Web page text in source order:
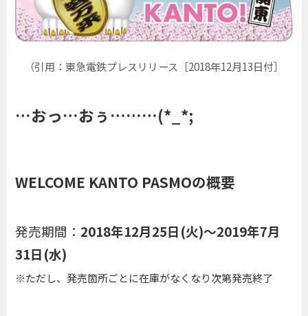
（引用：東急電鉄プレスリリース［2018年12月13日付］
…おっ…おぅ………(*_*;
WELCOME KANTO PASMOの概要
発売期間： 2018年12月25日(火)～2019年7月
31日(水)
※ただし、発売箇所ごとに在庫がなくなり次第発売終了